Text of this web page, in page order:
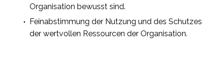
Organisation bewusst sind.
Feinabstimmung der Nutzung und des Schutzes
der wertvollen Ressourcen der Organisation.